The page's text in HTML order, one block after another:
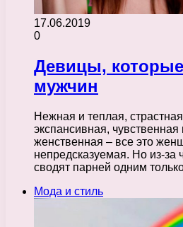
17.06.2019
0
Девицы,
мужчин
Нежная и теплая,
экспансивная,
женственная – все это
непредсказуемая. Но из-
сводят парней одним
Мода и стиль